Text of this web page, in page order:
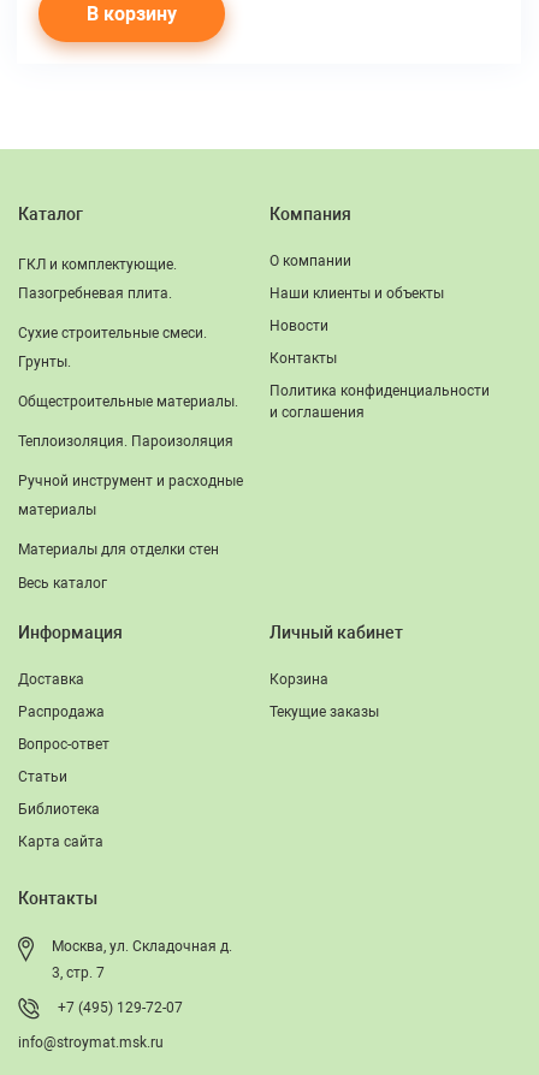
В корзину
Контакты
Москва, ул. Складочная д.
3, стр. 7
+7 (495) 129-72-07
info@stroymat.msk.ru
Каталог
ГКЛ и комплектующие.
Пазогребневая плита.
Сухие строительные смеси.
Грунты.
Общестроительные материалы.
Теплоизоляция. Пароизоляция
Ручной инструмент и расходные
материалы
Материалы для отделки стен
Весь каталог
Компания
О компании
Наши клиенты и объекты
Новости
Контакты
Политика конфиденциальности
и соглашения
Информация
Доставка
Распродажа
Вопрос-ответ
Статьи
Библиотека
Карта сайта
Личный кабинет
Корзина
Текущие заказы